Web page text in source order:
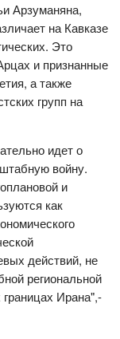
Арзуманяна,
на Кавказе
Это
и признанные
а также
групп на
идет о
войну.
и
как
действий, не
региональной
Ирана",-